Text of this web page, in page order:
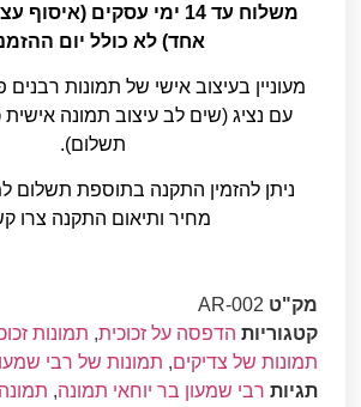
משלוח עד 14 ימי עסקים
אחד) לא כולל יום
מעוניין בעיצוב אישי של תמונות רבנים
עם נציג (שים לב עיצוב תמונה
תשלום).
ניתן להזמין התקנה בתוספת תשלום
מחיר ותיאום התקנה צרו
מק"ט AR-002
קטגוריות הדפסה על זכוכית, תמונות
תמונות של צדיקים, תמונות של רבי
תגיות רבי שמעון בר יוחאי תמונה,